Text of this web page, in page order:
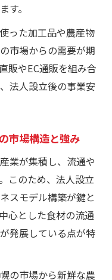
設立モデルの発想
の付加価値化手
立の差別化戦略
元産品の強みと
人設立の魅力
される理由と市場
す。
った加工品や農産物
市場からの需要が期
販やEC通販を組み合
法人設立後の事業安
市場構造と強み
業が集積し、流通や
このため、法人設立
スモデル構築が鍵と
心とした食材の流通
発展している点が特
の市場から新鮮な農